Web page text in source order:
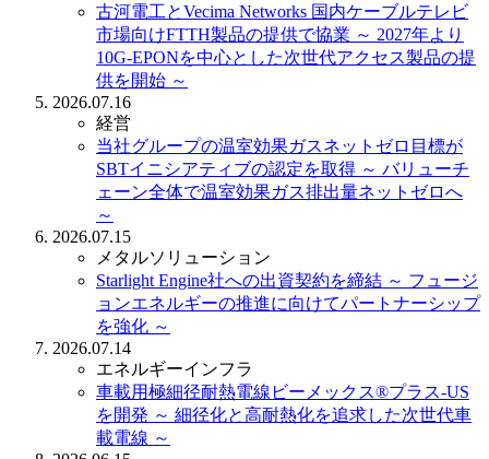
古河電工とVecima Networks 国内ケーブルテレビ
市場向けFTTH製品の提供で協業 ～ 2027年より
10G-EPONを中心とした次世代アクセス製品の提
供を開始 ～
2026.07.16
経営
当社グループの温室効果ガスネットゼロ目標が
SBTイニシアティブの認定を取得 ～ バリューチ
ェーン全体で温室効果ガス排出量ネットゼロへ
～
2026.07.15
メタルソリューション
Starlight Engine社への出資契約を締結 ～ フュージ
ョンエネルギーの推進に向けてパートナーシップ
を強化 ～
2026.07.14
エネルギーインフラ
車載用極細径耐熱電線ビーメックス®プラス-US
を開発 ～ 細径化と高耐熱化を追求した次世代車
載電線 ～